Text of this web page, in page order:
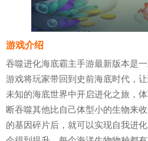
游戏介绍
吞噬进化海底霸主手游最新版本是
游戏将玩家带回到史前海底时代，
未知的海底世界中开启进化之旅，
断吞噬其他比自己体型小的生物来
的基因碎片后，就可以实现自我进